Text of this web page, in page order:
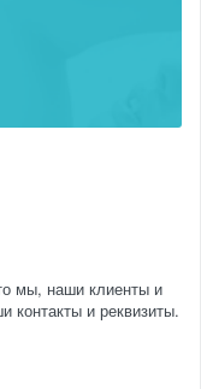
мы, наши клиенты и
контакты и реквизиты.